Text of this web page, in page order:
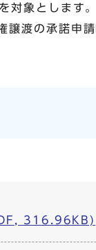
象とします
譲渡の承諾申
316.96KB)